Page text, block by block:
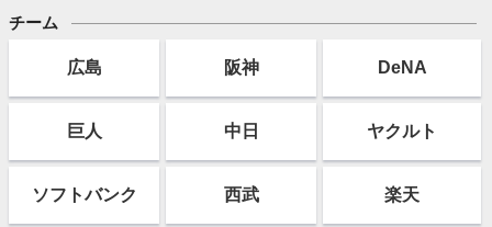
チーム
広島 阪神 DeNA
巨人 中日 ヤクルト
ソフトバンク 西武 楽天